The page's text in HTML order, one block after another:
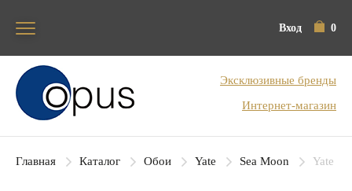
Вход 0
Блок поиска
Эксклюзивные бренды
Интернет-магазин
Главная Каталог Обои Yate Sea Moon Yate